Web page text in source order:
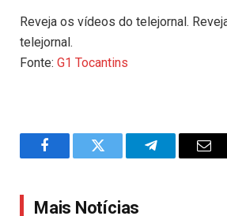
Reveja os vídeos do telejornal.
telejornal.
Fonte: G1 Tocantins
FacebookTwitter Telegram
Mais Notícias